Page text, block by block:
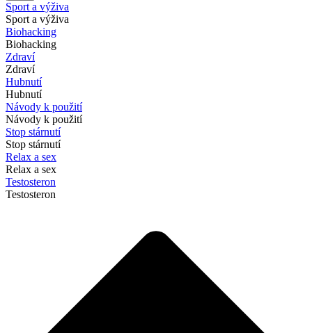
Sport a výživa
Sport a výživa
Biohacking
Biohacking
Zdraví
Zdraví
Hubnutí
Hubnutí
Návody k použití
Návody k použití
Stop stárnutí
Stop stárnutí
Relax a sex
Relax a sex
Testosteron
Testosteron